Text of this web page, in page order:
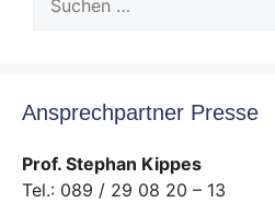
nach:
Ansprechpartner Presse
Prof. Stephan Kippes
Tel.: 089 / 29 08 20 – 13